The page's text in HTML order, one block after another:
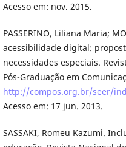
Acesso em: nov. 2015.
PASSERINO, Liliana Maria;
acessibilidade digital:
necessidades especiais.
Pós-Graduação em
http://compos.org.br/seer/
Acesso em: 17 jun. 2013.
SASSAKI, Romeu Kazumi.